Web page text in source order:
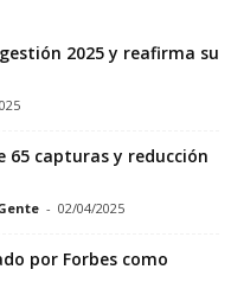
2025 y reafirma su
65 capturas y reducción
- 02/04/2025
por Forbes como